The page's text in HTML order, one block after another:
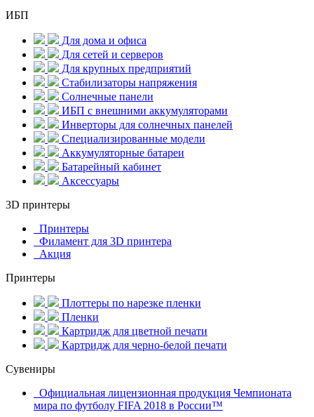
ИБП
Для дома и офиса
Для сетей и серверов
Для крупных предприятий
Стабилизаторы напряжения
Солнечные панели
ИБП с внешними аккумуляторами
Инверторы для солнечных панелей
Специализированные модели
Аккумуляторные батареи
Батарейный кабинет
Аксессуары
3D принтеры
Принтеры
Филамент для 3D принтера
Акция
Принтеры
Плоттеры по нарезке пленки
Пленки
Картридж для цветной печати
Картридж для черно-белой печати
Сувениры
Официальная лицензионная продукция Чемпионата
мира по футболу FIFA 2018 в России™